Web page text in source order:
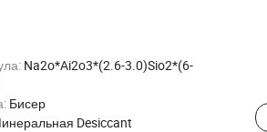
Na2o*Ai2o3*(2.6-3.0)Sio2*(6-
Бисер
Desiccant